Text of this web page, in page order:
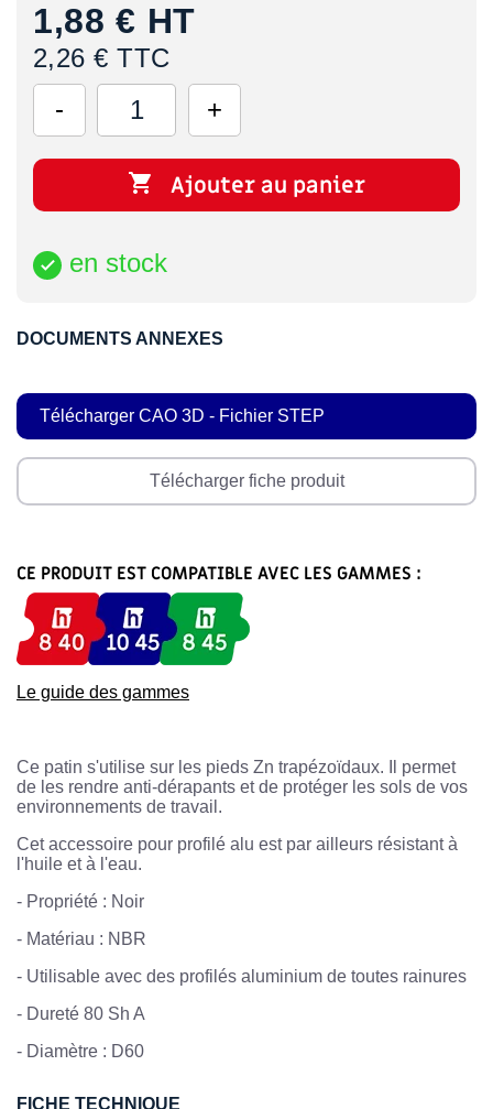
1,88 € HT
2,26 € TTC
 Ajouter au panier
 en stock
DOCUMENTS ANNEXES
Télécharger CAO 3D - Fichier STEP
Télécharger fiche produit
CE PRODUIT EST COMPATIBLE AVEC LES GAMMES :
Le guide des gammes
Ce patin s'utilise sur les pieds Zn trapézoïdaux. Il permet
de les rendre anti-dérapants et de protéger les sols de vos
environnements de travail.
Cet accessoire pour profilé alu est par ailleurs résistant à
l'huile et à l'eau.
- Propriété : Noir
- Matériau : NBR
- Utilisable avec des profilés aluminium de toutes rainures
- Dureté 80 Sh A
- Diamètre : D60
FICHE TECHNIQUE